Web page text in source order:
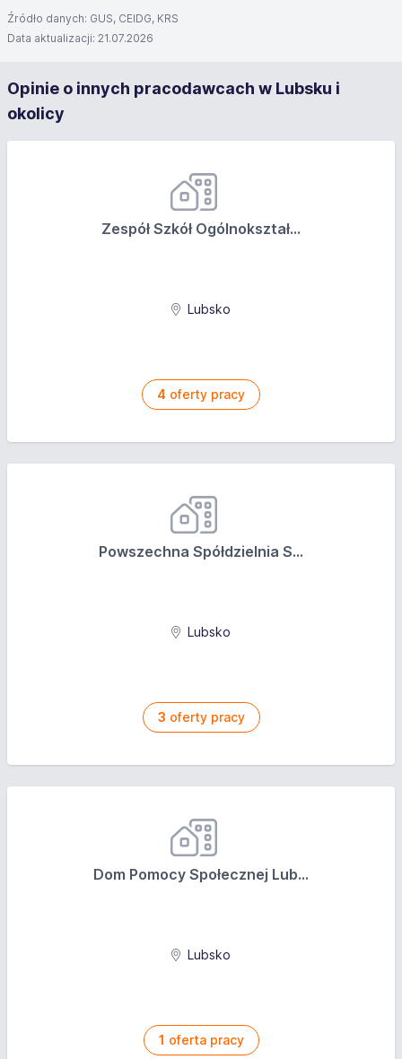
Źródło danych: GUS, CEIDG, KRS
Data aktualizacji: 21.07.2026
Opinie o innych pracodawcach w Lubsku i
okolicy
Zespół Szkół Ogólnokształ...
Lubsko
4 oferty pracy
Powszechna Spółdzielnia S...
Lubsko
3 oferty pracy
Dom Pomocy Społecznej Lub...
Lubsko
1 oferta pracy